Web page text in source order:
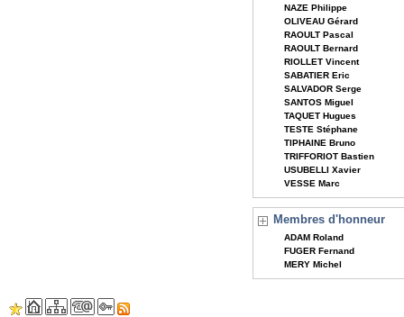
NAZE Philippe
OLIVEAU Gérard
RAOULT Pascal
RAOULT Bernard
RIOLLET Vincent
SABATIER Eric
SALVADOR Serge
SANTOS Miguel
TAQUET Hugues
TESTE Stéphane
TIPHAINE Bruno
TRIFFORIOT Bastien
USUBELLI Xavier
VESSE Marc
Membres d'honneur
ADAM Roland
FUGER Fernand
MERY Michel